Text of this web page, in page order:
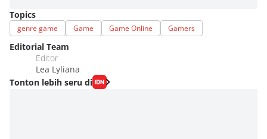
Topics
genre game Game Game Online Gamers
Editorial Team
Editor
Lea Lyliana
Tonton lebih seru di